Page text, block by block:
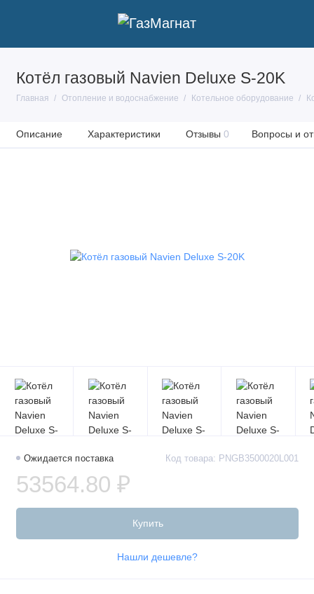
Котёл газовый Navien Deluxe S-20K
Главная Отопление и водоснабжение Котельное оборудование
Описание Характеристики Отзывы 0 Вопросы и
Ожидается поставка Код товара: PNGB3500020L001
53564.80 ₽
Купить
Нашли дешевле?